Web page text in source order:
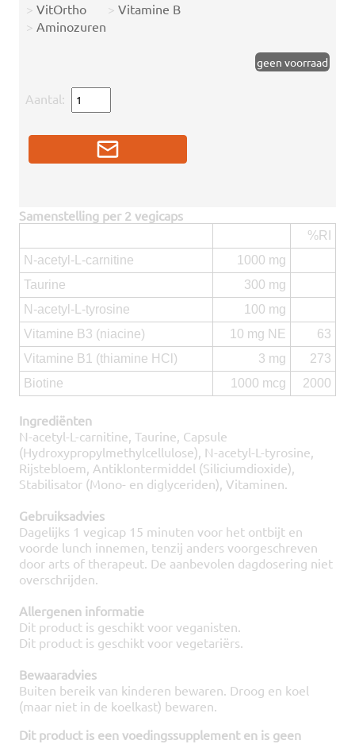
> VitOrtho > Vitamine B
> Aminozuren
geen voorraad
Aantal:
Samenstelling per 2 vegicaps
%RI
N-acetyl-L-carnitine
1000 mg
Taurine
300 mg
N-acetyl-L-tyrosine
100 mg
Vitamine B3 (niacine)
10 mg NE
63
Vitamine B1 (thiamine HCl)
3 mg
273
Biotine
1000 mcg 2000
Ingrediënten
N-acetyl-L-carnitine, Taurine, Capsule
(Hydroxypropylmethylcellulose), N-acetyl-L-tyrosine,
Rijstebloem, Antiklontermiddel (Siliciumdioxide),
Stabilisator (Mono- en diglyceriden), Vitaminen.
Gebruiksadvies
Dagelijks 1 vegicap 15 minuten voor het ontbijt en
voorde lunch innemen, tenzij anders voorgeschreven
door arts of therapeut. De aanbevolen dagdosering niet
overschrijden.
Allergenen informatie
Dit product is geschikt voor veganisten.
Dit product is geschikt voor vegetariërs.
Bewaaradvies
Buiten bereik van kinderen bewaren. Droog en koel
(maar niet in de koelkast) bewaren.
Dit product is een voedingssupplement en is geen